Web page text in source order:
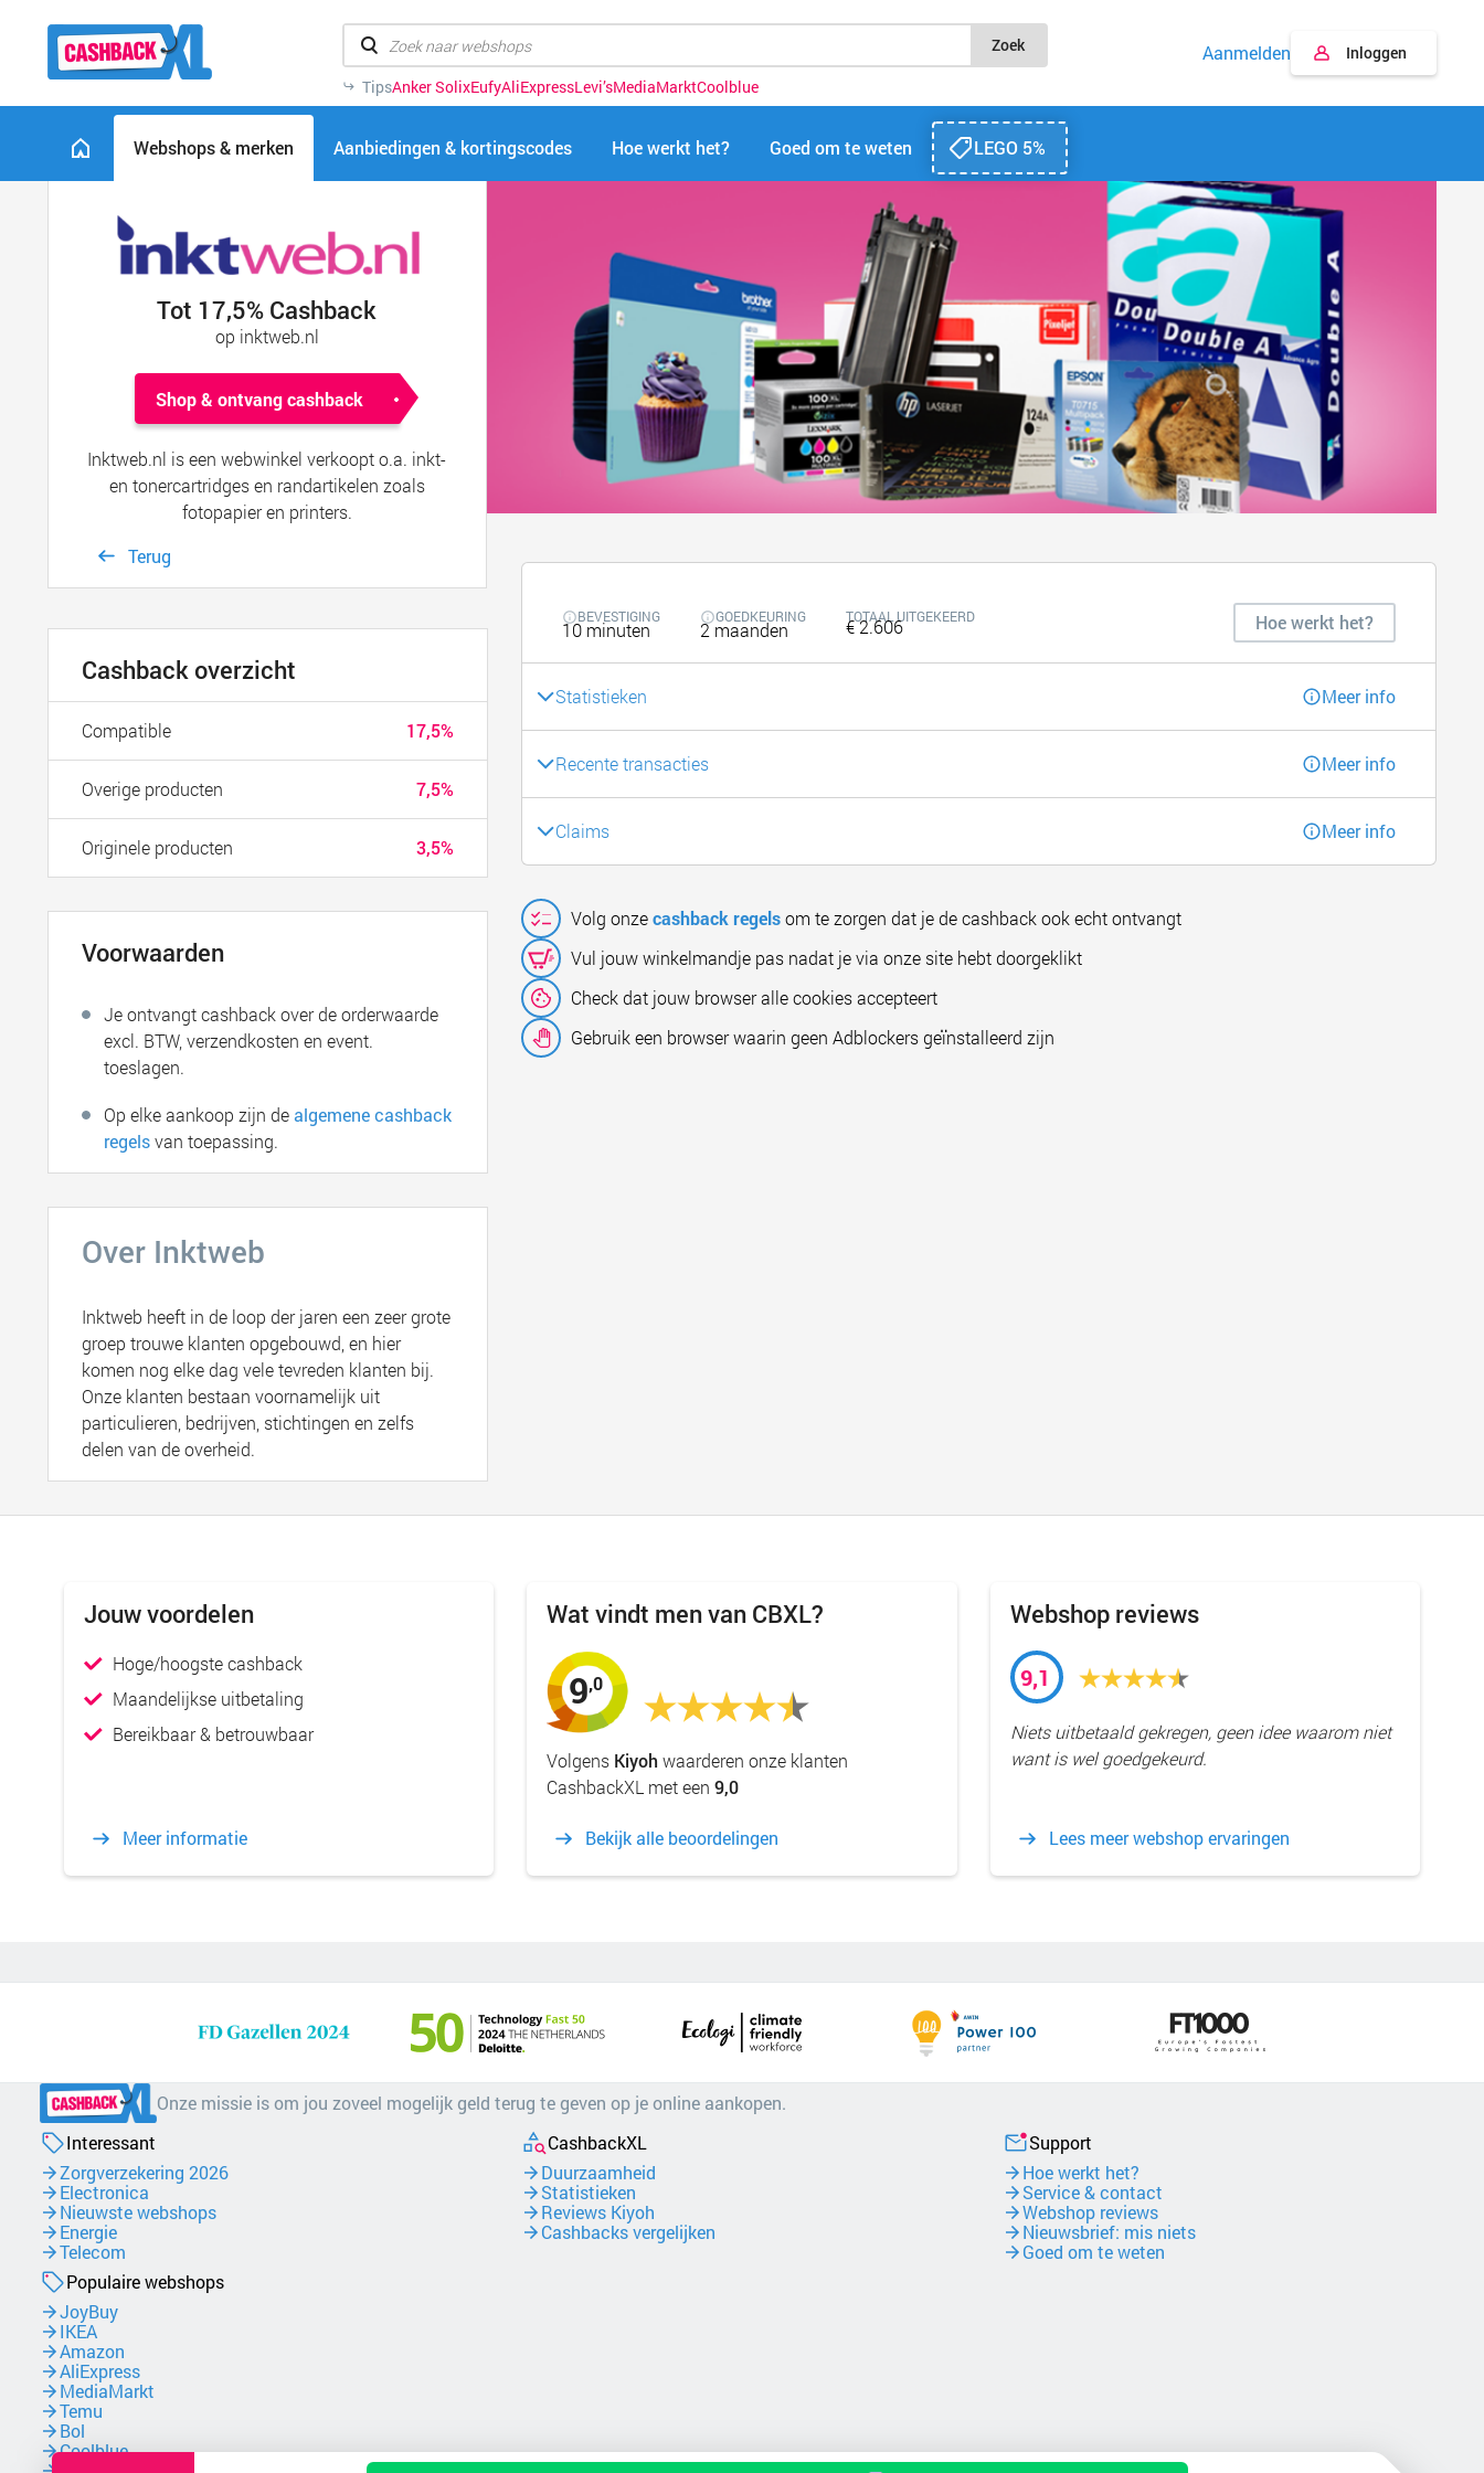
Zoek
TipsAnker SolixEufyAliExpressLevi’sMediaMarktCoolblue
Aanmelden Inloggen
Webshops & merken Aanbiedingen & kortingscodes Hoe werkt het? Goed om te weten LEGO 5%
Tot 17,5% Cashback
op inktweb.nl
Shop & ontvang cashback
Inktweb.nl is een webwinkel verkoopt o.a. inkt-
en tonercartridges en randartikelen zoals
fotopapier en printers.
Terug
BEVESTIGING
10 minuten
GOEDKEURING
2 maanden
TOTAAL UITGEKEERD
€ 2.606 Hoe werkt het?
Statistieken Meer info
Recente transacties Meer info
Claims Meer info
Volg onzecashback regelsom te zorgen dat je de cashback ook echt ontvangt
Vul jouw winkelmandje pas nadat je via onze site hebt doorgeklikt
Check dat jouw browser alle cookies accepteert
Gebruik een browser waarin geen Adblockers geïnstalleerd zijn
Cashback overzicht
17,5%
Compatible
7,5%
Overige producten
3,5%
Originele producten
Voorwaarden
Je ontvangt cashback over de orderwaarde
excl. BTW, verzendkosten en event.
toeslagen.
Op elke aankoop zijn dealgemene cashback
regelsvan toepassing.
Over Inktweb
Inktweb heeft in de loop der jaren een zeer grote
groep trouwe klanten opgebouwd, en hier
komen nog elke dag vele tevreden klanten bij.
Onze klanten bestaan voornamelijk uit
particulieren, bedrijven, stichtingen en zelfs
delen van de overheid.
Jouw voordelen
Hoge/hoogste cashback
Maandelijkse uitbetaling
Bereikbaar & betrouwbaar
Meer informatie
Wat vindt men van CBXL?
9,0
Volgens Kiyoh waarderen onze klanten
CashbackXL met een9,0
Bekijk alle beoordelingen
Webshop reviews
9,1
Niets uitbetaald gekregen, geen idee waarom niet
want is wel goedgekeurd.
Lees meer webshop ervaringen
Onze missie is om jou zoveel mogelijk geld terug te geven op je online aankopen.
Interessant
Zorgverzekering 2026
Electronica
Nieuwste webshops
Energie
Telecom
CashbackXL
Duurzaamheid
Statistieken
Reviews Kiyoh
Cashbacks vergelijken
Support
Hoe werkt het?
Service & contact
Webshop reviews
Nieuwsbrief: mis niets
Goed om te weten
Populaire webshops
JoyBuy
IKEA
Amazon
AliExpress
MediaMarkt
Temu
Bol
Coolblue